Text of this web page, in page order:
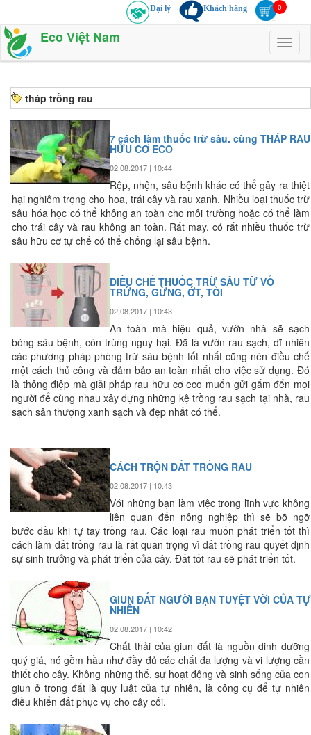
Đại lý Khách hàng
Eco Việt Nam
tháp trồng rau
7 cách làm thuốc trừ sâu. cùng THÁP RAU
HỮU CƠ ECO
02.08.2017 | 10:44
Rệp, nhện, sâu bệnh khác có thể gây ra thiệt
hại nghiêm trọng cho hoa, trái cây và rau xanh. Nhiều loại thuốc trừ
sâu hóa học có thể không an toàn cho môi trường hoặc có thể làm
cho trái cây và rau không an toàn. Rất may, có rất nhiều thuốc trừ
sâu hữu cơ tự chế có thể chống lại sâu bệnh.
ĐIỀU CHẾ THUỐC TRỪ SÂU TỪ VỎ
TRỨNG, GỪNG, ỚT, TỎI
02.08.2017 | 10:43
An toàn mà hiệu quả, vườn nhà sẽ sạch
bóng sâu bệnh, côn trùng nguy hại. Đã là vườn rau sạch, dĩ nhiên
các phương pháp phòng trừ sâu bệnh tốt nhất cũng nên điều chế
một cách thủ công và đảm bảo an toàn nhất cho việc sử dụng. Đó
là thông điệp mà giải pháp rau hữu cơ eco muốn gửi gấm đến mọi
người để cùng nhau xây dựng những kệ trồng rau sạch tại nhà, rau
sạch sân thượng xanh sạch và đẹp nhất có thể.
CÁCH TRỘN ĐẤT TRỒNG RAU
02.08.2017 | 10:43
Với những bạn làm việc trong lĩnh vực không
liên quan đến nông nghiệp thì sẽ bỡ ngỡ
bước đầu khi tự tay trồng rau. Các loại rau muốn phát triển tốt thì
cách làm đất trồng rau là rất quan trọng vì đất trồng rau quyết định
sự sinh trưởng và phát triển của cây. Đất tốt rau sẽ phát triển tốt.
GIUN ĐẤT NGƯỜI BẠN TUYỆT VỜI CỦA TỰ
NHIÊN
02.08.2017 | 10:42
Chất thải của giun đất là nguồn dinh dưỡng
quý giá, nó gồm hầu như đầy đủ các chất đa lượng và vi lượng cần
thiết cho cây. Không những thế, sự hoạt động và sinh sống của con
giun ở trong đất là quy luật của tự nhiên, là công cụ để tự nhiên
điều khiển đất phục vụ cho cây cối.